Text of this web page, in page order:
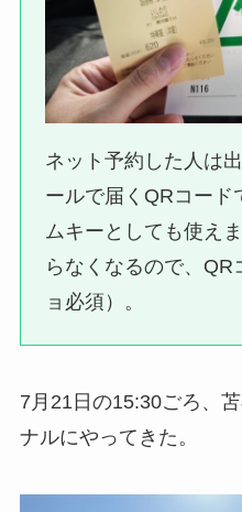
ネット予約した人は
ールで届くQRコード
ムキーとしても使え
らなくなるので、
ョ必須）。
7月21日の15:30ごろ、
ナルにやってきた。